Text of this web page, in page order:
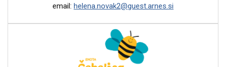
email: helena.novak2@guest.arnes.si